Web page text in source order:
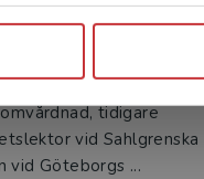
Henoch
legitimerad
filosofie doktor,
tidigare
vid Sahlgrenska
vid Göteborgs ...